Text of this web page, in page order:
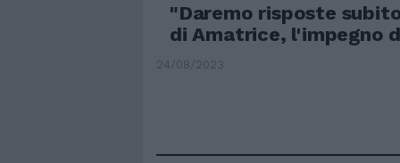
"Daremo risposte
di Amatrice, l'impegno
24/08/2023